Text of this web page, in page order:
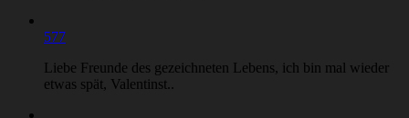
577
Liebe Freunde des gezeichneten Lebens, ich bin mal wieder
etwas spät, Valentinst..